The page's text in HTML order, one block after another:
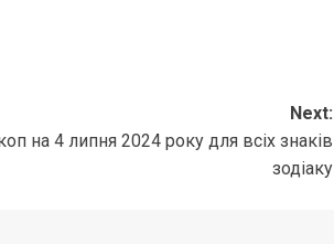
Next:
на 4 липня 2024 року для всіх знаків
зодіаку